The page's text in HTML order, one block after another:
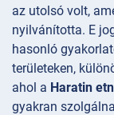
az utolsó volt,
nyilvánította. E
hasonló
területeken,
ahol a Haratin
gyakran